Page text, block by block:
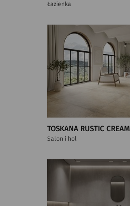
Łazienka
TOSKANA RUSTIC CREAM
Salon i hol